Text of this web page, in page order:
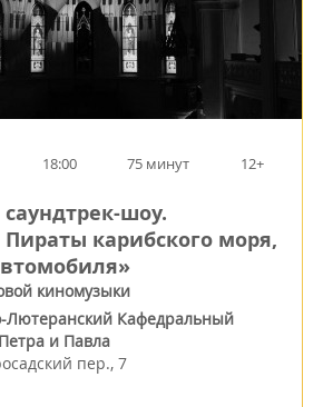
18:00 75 минут 12+
шоу.
карибского моря,
киномузыки
Лютеранский Кафедральный
и Павла
пер., 7